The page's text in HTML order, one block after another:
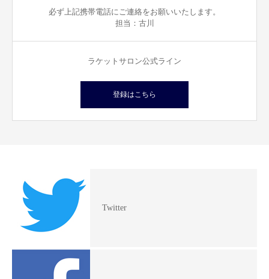
必ず上記携帯電話にご連絡をお願いいたします。
担当：古川
ラケットサロン公式ライン
登録はこちら
Twitter